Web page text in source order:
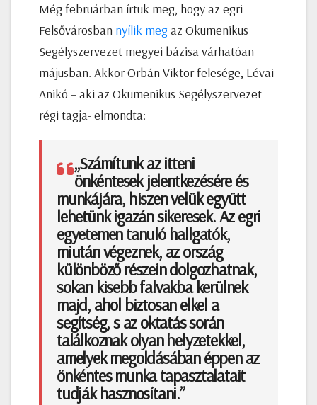
Még februárban írtuk meg, hogy az egri
Felsővárosban nyílik meg az Ökumenikus
Segélyszervezet megyei bázisa várhatóan
májusban. Akkor Orbán Viktor felesége, Lévai
Anikó – aki az Ökumenikus Segélyszervezet
régi tagja- elmondta:
„Számítunk az itteni
önkéntesek jelentkezésére és
munkájára, hiszen velük együtt
lehetünk igazán sikeresek. Az egri
egyetemen tanuló hallgatók,
miután végeznek, az ország
különböző részein dolgozhatnak,
sokan kisebb falvakba kerülnek
majd, ahol biztosan elkel a
segítség, s az oktatás során
találkoznak olyan helyzetekkel,
amelyek megoldásában éppen az
önkéntes munka tapasztalatait
tudják hasznosítani.”